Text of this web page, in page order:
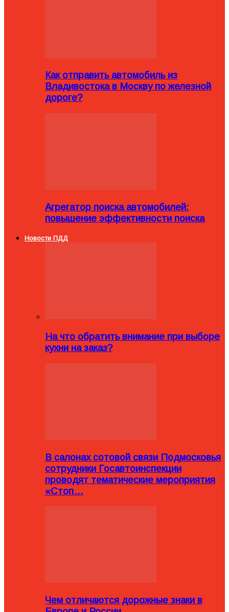
Как отправить автомобиль из
Владивостока в Москву по железной
дороге?
Агрегатор поиска автомобилей:
повышение эффективности поиска
Новости ПДД
На что обратить внимание при выборе
кухни на заказ?
В салонах сотовой связи Подмосковья
сотрудники Госавтоинспекции
проводят тематические мероприятия
«Стоп…
Чем отличаются дорожные знаки в